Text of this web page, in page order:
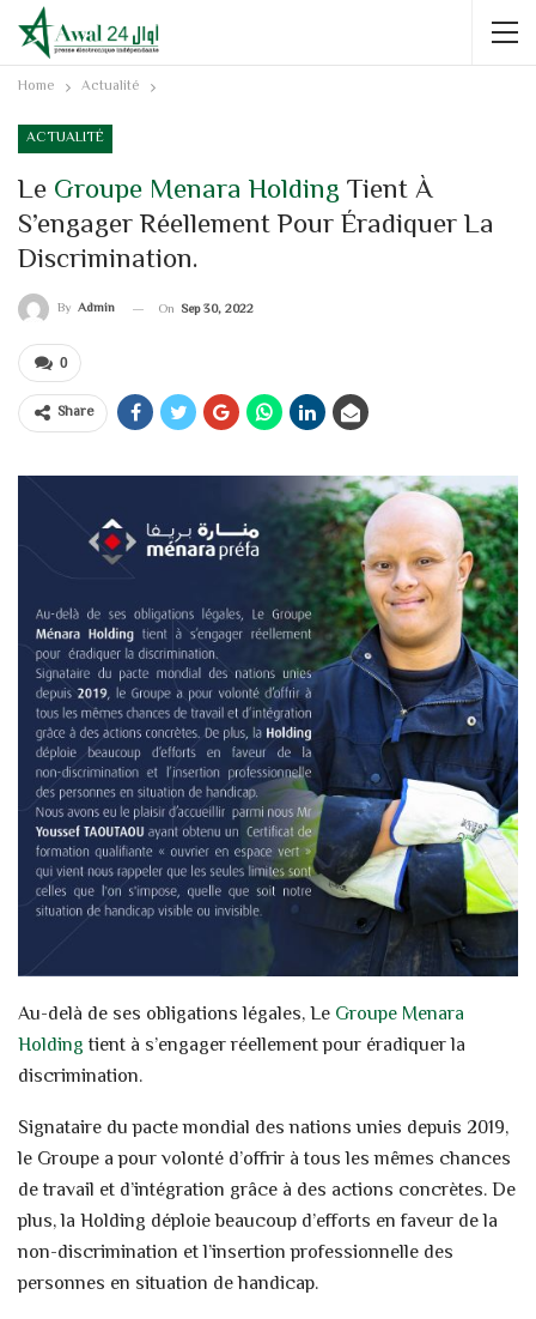
Home Actualité
ACTUALITÉ
LeGroupe Menara HoldingTient À
S’engager Réellement Pour Éradiquer La
Discrimination.
By Admin On Sep 30, 2022
0
Share
Au-delà de ses obligations légales, Le Groupe Menara
Holding tient à s’engager réellement pour éradiquer la
discrimination.
Signataire du pacte mondial des nations unies depuis 2019,
le Groupe a pour volonté d’offrir à tous les mêmes chances
de travail et d’intégration grâce à des actions concrètes. De
plus, la Holding déploie beaucoup d’efforts en faveur de la
non-discrimination et l’insertion professionnelle des
personnes en situation de handicap.